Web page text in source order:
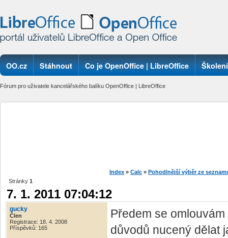
OO.cz Stáhnout Co je OpenOffice | LibreOffice Školení
Fórum pro uživatele kancelářského balíku OpenOffice | LibreOffice
Index » Calc » Pohodlnější výběr ze
Stránky 1
7. 1. 2011 07:04:12
gucky
Člen
Registrace: 18. 4. 2008
Příspěvků: 165
Předem se
důvodů nucený dělat